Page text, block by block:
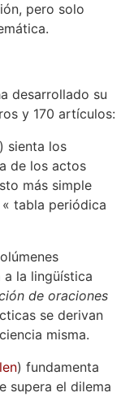
pero solo
desarrollado su
y 170 artículos:
) sienta los
de los actos
más simple
tabla periódica
la lingüística
de oraciones
se derivan
misma.
) fundamenta
supera el dilema